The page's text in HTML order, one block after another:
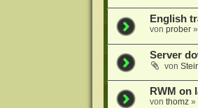
English
von prober»
Server
von
RWM on
von thomz»